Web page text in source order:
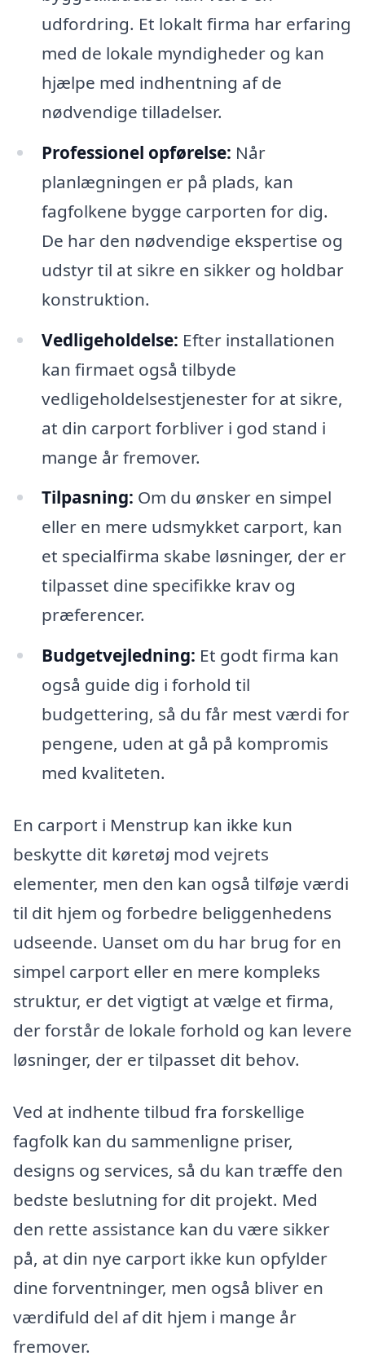
udfordring. Et lokalt firma har erfaring
med de lokale myndigheder og kan
hjælpe med indhentning af de
nødvendige tilladelser.
Professionel opførelse: Når
planlægningen er på plads, kan
fagfolkene bygge carporten for dig.
De har den nødvendige ekspertise og
udstyr til at sikre en sikker og holdbar
konstruktion.
Vedligeholdelse: Efter installationen
kan firmaet også tilbyde
vedligeholdelsestjenester for at sikre,
at din carport forbliver i god stand i
mange år fremover.
Tilpasning: Om du ønsker en simpel
eller en mere udsmykket carport, kan
et specialfirma skabe løsninger, der er
tilpasset dine specifikke krav og
præferencer.
Budgetvejledning: Et godt firma kan
også guide dig i forhold til
budgettering, så du får mest værdi for
pengene, uden at gå på kompromis
med kvaliteten.
En carport i Menstrup kan ikke kun
beskytte dit køretøj mod vejrets
elementer, men den kan også tilføje værdi
til dit hjem og forbedre beliggenhedens
udseende. Uanset om du har brug for en
simpel carport eller en mere kompleks
struktur, er det vigtigt at vælge et firma,
der forstår de lokale forhold og kan levere
løsninger, der er tilpasset dit behov.
Ved at indhente tilbud fra forskellige
fagfolk kan du sammenligne priser,
designs og services, så du kan træffe den
bedste beslutning for dit projekt. Med
den rette assistance kan du være sikker
på, at din nye carport ikke kun opfylder
dine forventninger, men også bliver en
værdifuld del af dit hjem i mange år
fremover.